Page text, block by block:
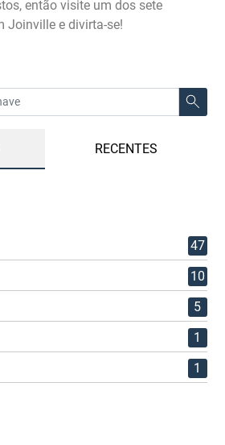
então visite um dos sete
Joinville e divirta-se!
RECENTES
47
10
5
1
1